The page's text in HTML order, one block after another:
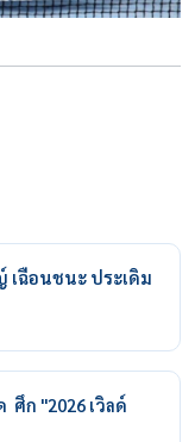
ฉือนชนะ ประเดิม
ศึก "2026 เวิลด์